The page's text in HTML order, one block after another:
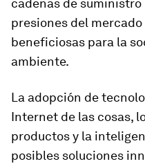
cadenas de
presiones del
beneficiosas para la
ambiente.
La adopción de
Internet de las cosas,
productos y la
posibles soluciones